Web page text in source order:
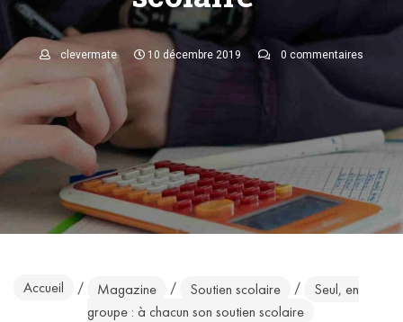
clevermate 10 décembre 2019 0 commentaires
Accueil / Magazine / Soutien scolaire /
Seul, en
groupe : à chacun son soutien scolaire